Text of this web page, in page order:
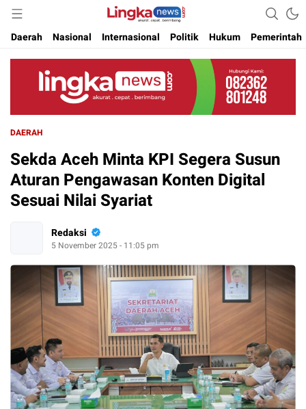
Lingkanews
Akurat. Cepat & Berimbang
Daerah
Nasional Internasional Politik Hukum Pemerintah
DAERAH
Sekda Aceh Minta KPI Segera Susun
Aturan Pengawasan Konten Digital
Sesuai Nilai Syariat
Redaksi
5 November 2025 - 11:05 pm